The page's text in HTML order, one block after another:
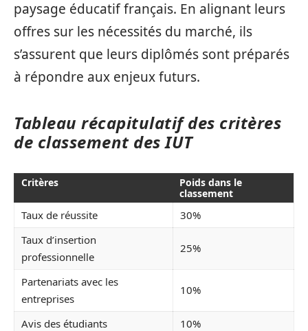
paysage éducatif français. En alignant leurs
offres sur les nécessités du marché, ils
s’assurent que leurs diplômés sont préparés
à répondre aux enjeux futurs.
Tableau récapitulatif des critères
de classement des IUT
Critères
Poids dans le
classement
Taux de réussite
30%
Taux d’insertion
professionnelle
25%
Partenariats avec les
entreprises
10%
Avis des étudiants
10%